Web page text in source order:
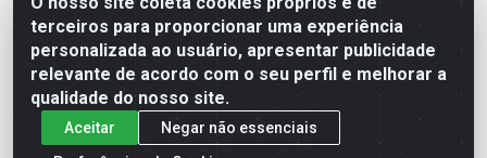
terceiros para proporcionar uma experiência
personalizada ao usuário, apresentar publicidade
relevante de acordo com o seu perfil e melhorar a
qualidade do nosso site.
Aceitar
Negar não essenciais
Credimóveis Novolar Ltda
Rua José Alves Bezerra, 430 - Prazeres - Jaboatão dos
Guararapes / PE - CEP 54.325-610
CNPJ: 09.930.165/0013-70